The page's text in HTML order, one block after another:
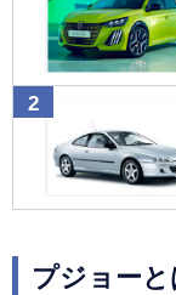
プジョーと